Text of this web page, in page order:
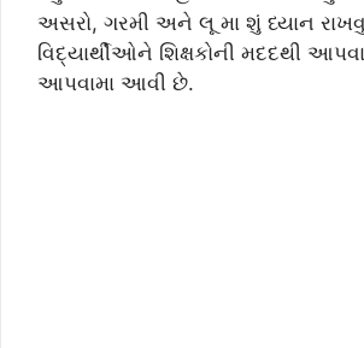
અસરો, ગરમી અને લૂ મા શું ધ્યાન
વિદ્યાર્થીઓને શિક્ષકોની મદદથી
આપવામા આવી છે.